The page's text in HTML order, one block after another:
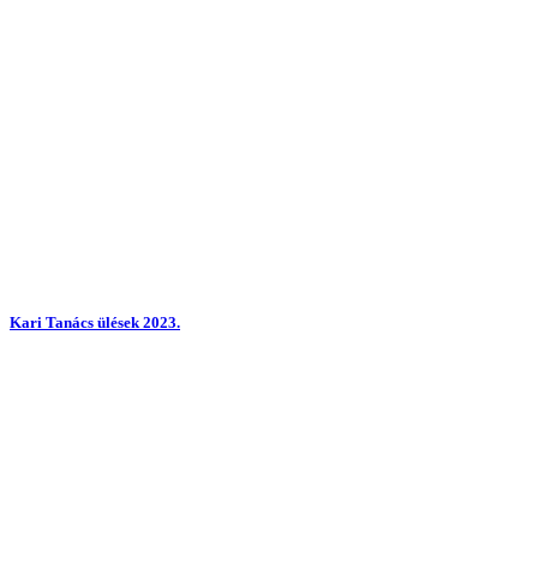
Kari Tanács ülések 2023.